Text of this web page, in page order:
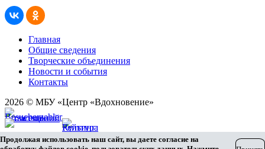
Главная
Общие сведения
Творческие объединения
Новости и события
Контакты
2026 © МБУ «Центр «Вдохновение»
Карта сайта
Разработка сайта
Продолжая использовать наш сайт, вы даете согласие на